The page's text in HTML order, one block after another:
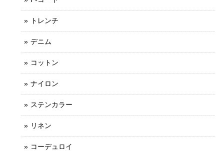
トレンチ
デニム
コットン
ナイロン
ステンカラー
リネン
コーデュロイ